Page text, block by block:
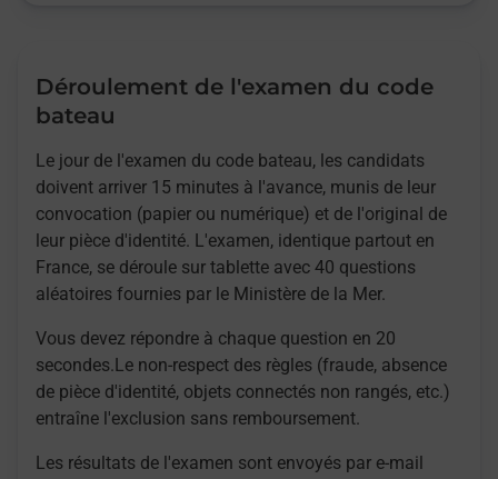
Déroulement de l'examen du code
bateau
Le jour de l'examen du code bateau, les candidats
doivent arriver 15 minutes à l'avance, munis de leur
convocation (papier ou numérique) et de l'original de
leur pièce d'identité. L'examen, identique partout en
France, se déroule sur tablette avec 40 questions
aléatoires fournies par le Ministère de la Mer.
Vous devez répondre à chaque question en 20
secondes.Le non-respect des règles (fraude, absence
de pièce d'identité, objets connectés non rangés, etc.)
entraîne l'exclusion sans remboursement.
Les résultats de l'examen sont envoyés par e-mail